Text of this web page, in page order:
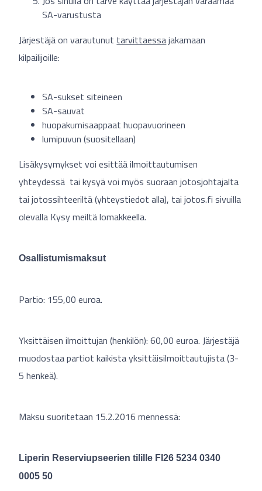
SA-varustusta
Järjestäjä on varautunut tarvittaessajakamaan
kilpailijoille:
SA-sukset siteineen
SA-sauvat
huopakumisaappaat huopavuorineen
lumipuvun (suositellaan)
Lisäkysymykset voi esittää ilmoittautumisen
yhteydessä tai kysyä voi myös suoraan jotosjohtajalta
tai jotossihteeriltä (yhteystiedot alla), tai jotos.fi sivuilla
olevalla Kysy meiltä lomakkeella.
Osallistumismaksut
Partio: 155,00 euroa.
Yksittäisen ilmoittujan (henkilön): 60,00 euroa. Järjestäjä
muodostaa partiot kaikista yksittäisilmoittautujista (3-
5 henkeä).
Maksu suoritetaan 15.2.2016 mennessä:
Liperin Reserviupseerien tilille FI26 5234 0340
0005 50